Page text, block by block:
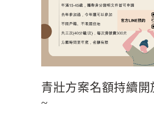
青壯方案名額持續開
~